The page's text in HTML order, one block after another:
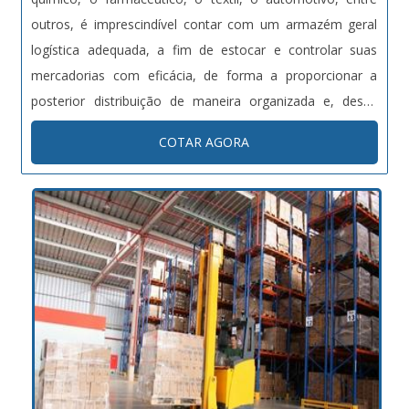
compromisso de propiciar aplicações em conformidade
com os fabricantes dos equipamentos, atuando com
qualidade e garantindo a segurança do trabalhador, assim
como, atuar conforme normas vigentes de segurança e
meio ambiente. A principal ferramenta é o sistema de
pós-vendas e as manutenções preventivas evitando
prováveis falhas e/ou quebras dos equipamentos.A
EMPRESA GARANTE SEGURANÇA EM TRANSPORTES
ESPECIAISA Carvalhão possui uma ampla diversidade de
serviços a oferecer, tais como: transportes de container;
transportes pesados; terminal para container; guindastes
para içamentos; mudanças industriais; remoções;
empilhadeira; armazenagem; terceirização de operações
de logística dedicada.
outros, é imprescindível contar com um armazém geral
logística adequada, a fim de estocar e controlar suas
mercadorias com eficácia, de forma a proporcionar a
posterior distribuição de maneira organizada e, dessa
forma, minimizar perdas durante tais processos.MAIS
DETALHES SOBRE O PRODUTOUm armazem adequado
engloba uma série de fatores e particularidades voltados
para o controle e manuseio correto de diferentes
mercadorias. Nesse sentido, o armazem deve atender
com precisão às características e propriedades de cada
produto, principalmente em se tratando de materiais
complexos e que requerem áreas segregadas para o seu
devido gerenciamento, como os produtos farmacêuticos,
por exemplo.Dessa forma, o armazem deve contar com
sistemas integrados de gestão, que por meio do uso de
COTAR AGORA